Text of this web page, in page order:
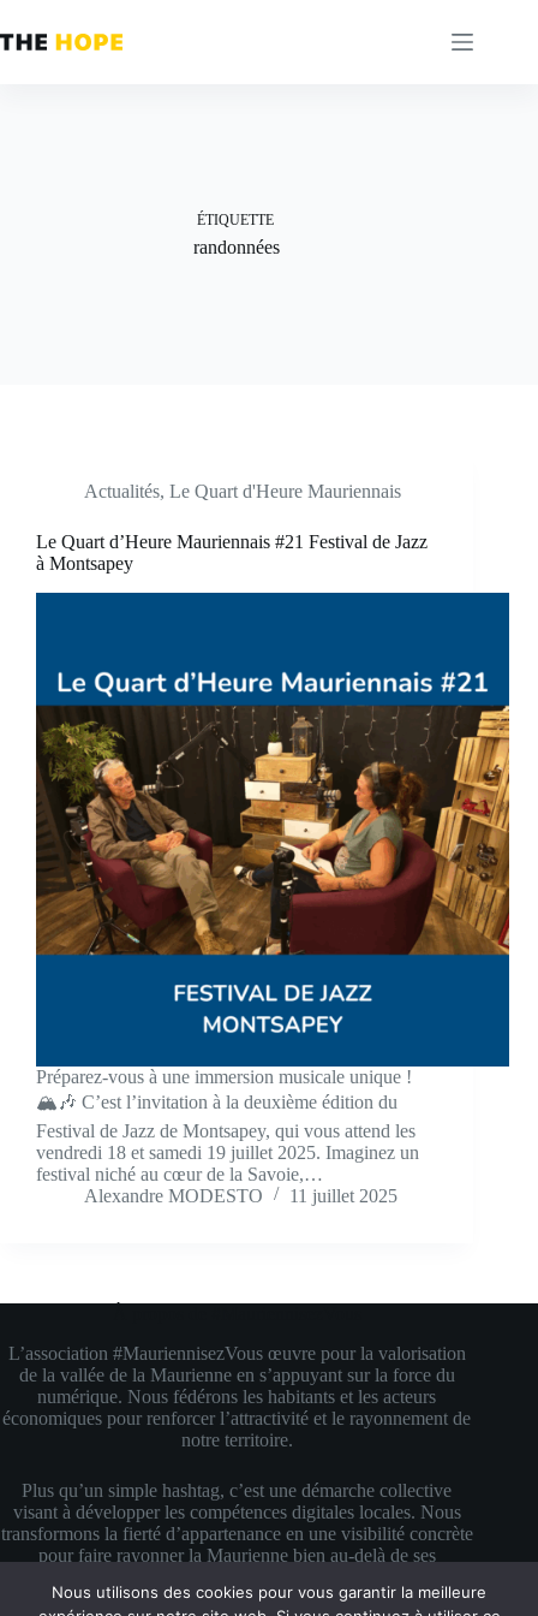
au
contenu
ÉTIQUETTE
randonnées
Actualités, Le Quart d'Heure Mauriennais
Le Quart d’Heure Mauriennais #21 Festival de Jazz
à Montsapey
Préparez-vous à une immersion musicale unique !
🏔️🎶 C’est l’invitation à la deuxième édition du
Festival de Jazz de Montsapey, qui vous attend les
vendredi 18 et samedi 19 juillet 2025. Imaginez un
festival niché au cœur de la Savoie,…
Alexandre MODESTO
11 juillet 2025
L’association #MauriennisezVous œuvre pour la valorisation
de la vallée de la Maurienne en s’appuyant sur la force du
numérique. Nous fédérons les habitants et les acteurs
économiques pour renforcer l’attractivité et le rayonnement de
notre territoire.
Plus qu’un simple hashtag, c’est une démarche collective
visant à développer les compétences digitales locales. Nous
transformons la fierté d’appartenance en une visibilité concrète
pour faire rayonner la Maurienne bien au-delà de ses
Copyright © 2026 #MauriennisezVous — Propulsé avec
Nous utilisons des cookies pour vous garantir la meilleure